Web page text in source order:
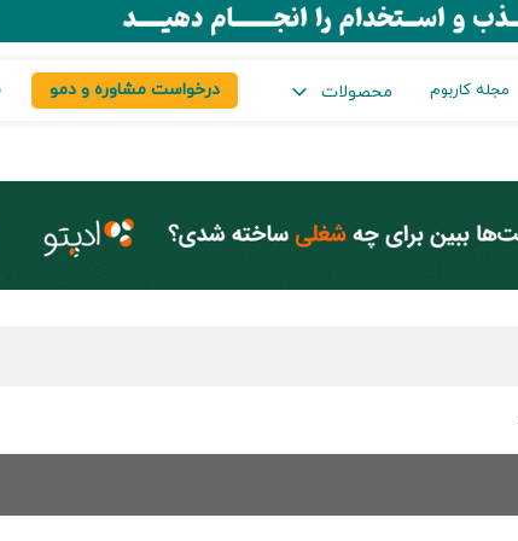
مجله کاربوم محصولات درخواست مشاوره و دمو